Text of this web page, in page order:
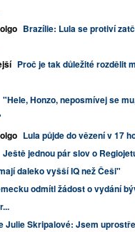
Brazílie: Lula se protiví
Proč je tak důležité rozdělit
"Hele, Honzo, neposmívej se
Lula půjde do vězení v 17
Ještě jednou pár slov o
daleko vyšší IQ než Češi"
odmítl žádost o vydání
Julie Skripalové: Jsem